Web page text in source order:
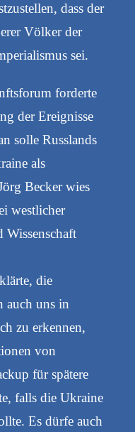
dass der
Völker der
sei.
forderte
der Ereignisse
solle Russlands
als
Becker wies
westlicher
die
auch uns in
zu erkennen,
von
für spätere
falls die Ukraine
Es dürfe auch